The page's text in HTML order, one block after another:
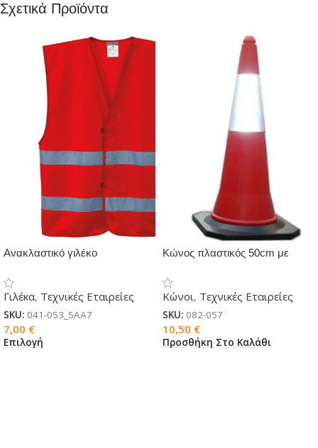
Σχετικά Προϊόντα
Ανακλαστικό γιλέκο
Γιλέκα, Τεχνικές Εταιρείες
SKU: 041-053_5AA7
7,00 €
Επιλογή
Κώνος πλαστικός 50cm με
Κώνοι, Τεχνικές Εταιρείες
SKU: 082-057
10,50 €
Προσθήκη Στο Καλάθι